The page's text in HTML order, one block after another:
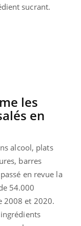
sucrant.
les
en
alcool, plats
barres
en revue la
54.000
2008 et 2020.